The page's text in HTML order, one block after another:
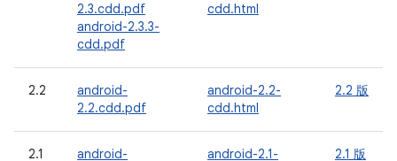
2.3.cdd.pdf
android-2.3.3-
cdd.pdf
cdd.html
2.2
android-
2.2.cdd.pdf
android-2.2-
cdd.html
2.2 版
2.1
android-
android-2.1-
2.1 版